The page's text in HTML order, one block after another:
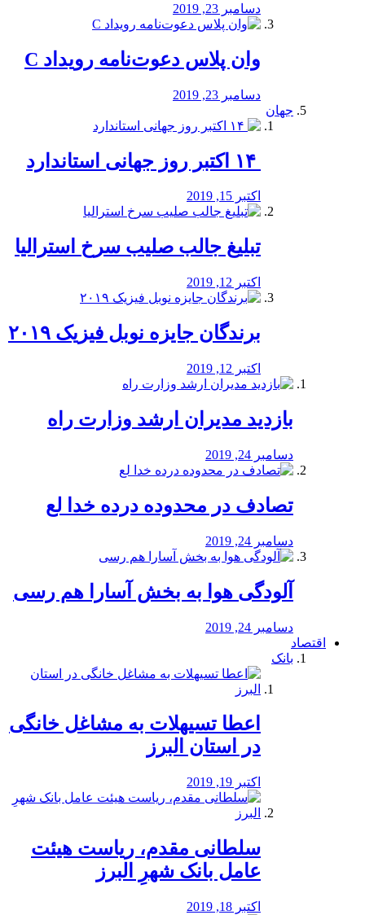
دسامبر 23, 2019
وان پلاس دعوت‌نامه رویداد C
دسامبر 23, 2019
جهان
اکتبر 15, 2019
تبلیغ جالب صلیب سرخ استرالیا
اکتبر 12, 2019
برندگان جایزه نوبل فیزیک ۲۰۱۹
اکتبر 12, 2019
بازدید مدیران ارشد وزارت راه
دسامبر 24, 2019
تصادف در محدوده درده خدا لع
دسامبر 24, 2019
آلودگی هوا به بخش آسارا هم رسی
دسامبر 24, 2019
اقتصاد
بانک
️اعطا تسیهلات به مشاغل خانگی
در استان البرز
اکتبر 19, 2019
سلطانی مقدم، ریاست هیئت
عامل بانک شهرِ البرز
اکتبر 18, 2019